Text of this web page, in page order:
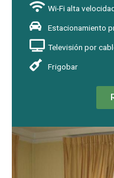
Wi-Fi alta
Estacionamiento
Televisión por
Frigobar